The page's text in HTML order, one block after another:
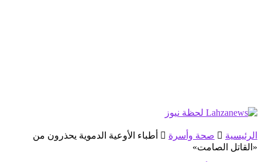
الرئيسية صحة وأسرة
أطباء الأوعية الدموية يحذرون من
«القاتل الصامت»